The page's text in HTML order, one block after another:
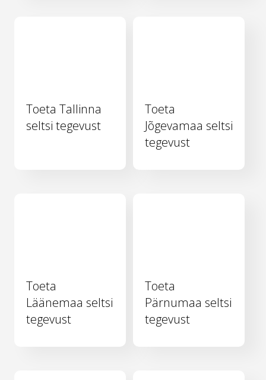
Toeta Tallinna
seltsi tegevust
Toeta
Jõgevamaa seltsi
tegevust
Toeta
Läänemaa seltsi
tegevust
Toeta
Pärnumaa seltsi
tegevust